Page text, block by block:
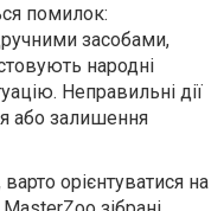
помилок:
засобами,
народні
Неправильні дії
або залишення
орієнтуватися на